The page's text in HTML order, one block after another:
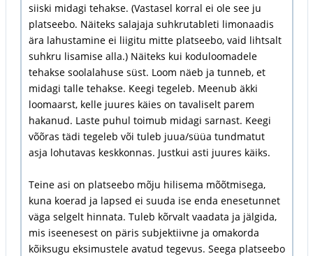
siiski midagi tehakse. (Vastasel korral ei ole see ju
platseebo. Näiteks salajaja suhkrutableti limonaadis
ära lahustamine ei liigitu mitte platseebo, vaid lihtsalt
suhkru lisamise alla.) Näiteks kui koduloomadele
tehakse soolalahuse süst. Loom näeb ja tunneb, et
midagi talle tehakse. Keegi tegeleb. Meenub äkki
loomaarst, kelle juures käies on tavaliselt parem
hakanud. Laste puhul toimub midagi sarnast. Keegi
võõras tädi tegeleb või tuleb juua/süüa tundmatut
asja lohutavas keskkonnas. Justkui asti juures käiks.
Teine asi on platseebo mõju hilisema mõõtmisega,
kuna koerad ja lapsed ei suuda ise enda enesetunnet
väga selgelt hinnata. Tuleb kõrvalt vaadata ja jälgida,
mis iseenesest on päris subjektiivne ja omakorda
kõiksugu eksimustele avatud tegevus. Seega platseebo